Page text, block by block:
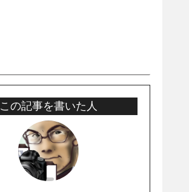
この記事を書いた人